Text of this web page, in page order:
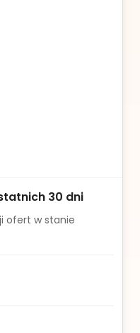
30 dni
ofert w stanie